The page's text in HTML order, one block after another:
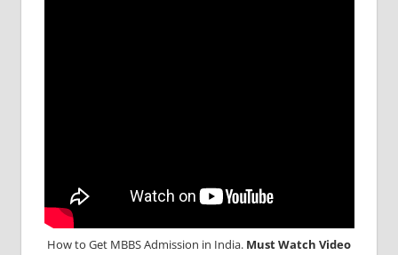
How to Get MBBS Admission in India. Must Watch Video